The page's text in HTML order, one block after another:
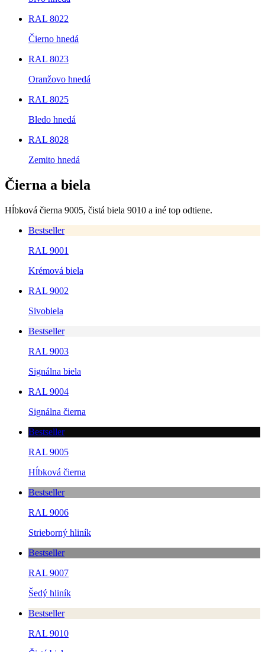
RAL 8022
Čierno hnedá
RAL 8023
Oranžovo hnedá
RAL 8025
Bledo hnedá
RAL 8028
Zemito hnedá
Čierna a biela
Hĺbková čierna 9005, čistá biela 9010 a iné top odtiene.
Bestseller
RAL 9001
Krémová biela
RAL 9002
Sivobiela
Bestseller
RAL 9003
Signálna biela
RAL 9004
Signálna čierna
Bestseller
RAL 9005
Hĺbková čierna
Bestseller
RAL 9006
Strieborný hliník
Bestseller
RAL 9007
Šedý hliník
Bestseller
RAL 9010